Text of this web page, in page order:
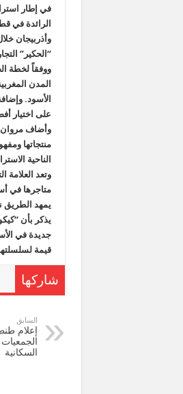
في إطار
الرائدة في
وأذربيجان
“الحكير”
المدن
الأسود.
على اختيار
وأضاف مروان
منتجاتها
الناحية
وتعد العلامة
متاجرها في
يمهد الطريق
يذكر بأن
جديدة في
قيمة
شاركها
السابق
إعلام
السكانية